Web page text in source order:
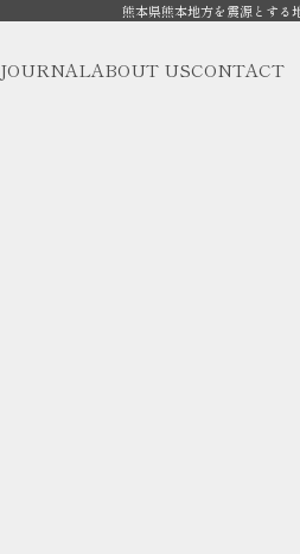
熊本県熊本地方を震源とする
JOURNALABOUT USCONTACT